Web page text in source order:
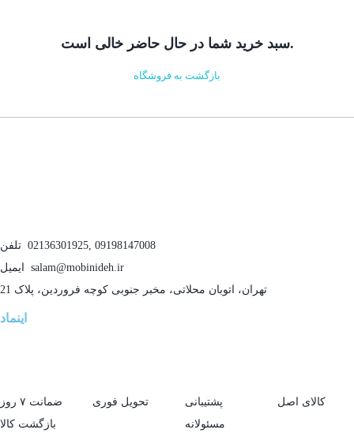
سبد خرید شما در حال حاضر خالی است.
بازگشت به فروشگاه
02136301925, 09198147008
salam@mobinideh.ir
تهران، اتوبان محلاتی، مخبر جنوبی کوچه فروردین، پلاک 21
اینماد
ضمانت ۷ روز
بازگشت کالا
تحویل فوری
پشتیبانی
مسئولانه
کالای اصل